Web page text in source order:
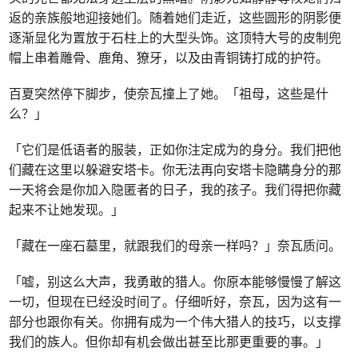
返的亲族般地迎接她们。随着她们走近，这些圆形的阴影便
逐渐显化为置放于石柱上的大型头饰。这顶特大号的皮制兜
帽上串着雕骨、鹿角、獠牙，以及由青铜铸打成的护符。
百夏突然停下脚步，使奈瓦撞上了她。「祖母，这些是什
么？」
「它们是低语者的服装，正如你注定成为的身分。我们把他
们藏在这里以躲避安塔卡。你无法再向安塔卡隐瞒身分的那
一天将会是你加入隐匿者的日子，我的孩子。我们得把你藏
起来不让她发现。」
「藏在一座石墓里，就跟我们的母亲一样吗？」奈瓦质问。
「嘘，别这么大声，我勇敢的猎人。你原本能够慢慢了解这
一切，但现在已经没时间了。仔细听好，奈瓦，因为这有一
部分也跟你有关。你拥有成为一个伟大猎人的技巧，以支撑
我们的族人。但你却有机会做出甚至比那更重要的事。」